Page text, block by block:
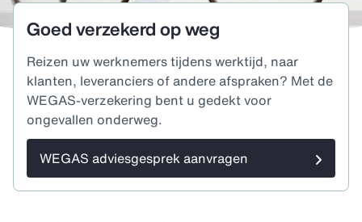
Goed verzekerd op weg
Reizen uw werknemers tijdens werktijd, naar
klanten, leveranciers of andere afspraken? Met de
WEGAS-verzekering bent u gedekt voor
ongevallen onderweg.
WEGAS adviesgesprek aanvragen